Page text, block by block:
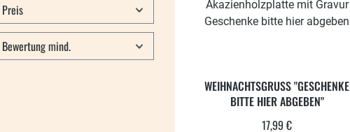
Preis
Bewertung mind.
WEIHNACHTSGRUSS "GESCHENKE
BITTE HIER ABGEBEN"
Regulärer Preis:
17,99 €